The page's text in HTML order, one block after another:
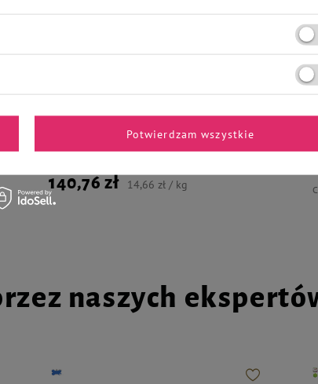
140,76 zł 14,66 zł / kg
naszych
Potwierdzam wszystkie